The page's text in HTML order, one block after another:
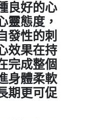
良好的心
靈態度，
發性的刺
效果在持
完成整個
身體柔軟
期更可促